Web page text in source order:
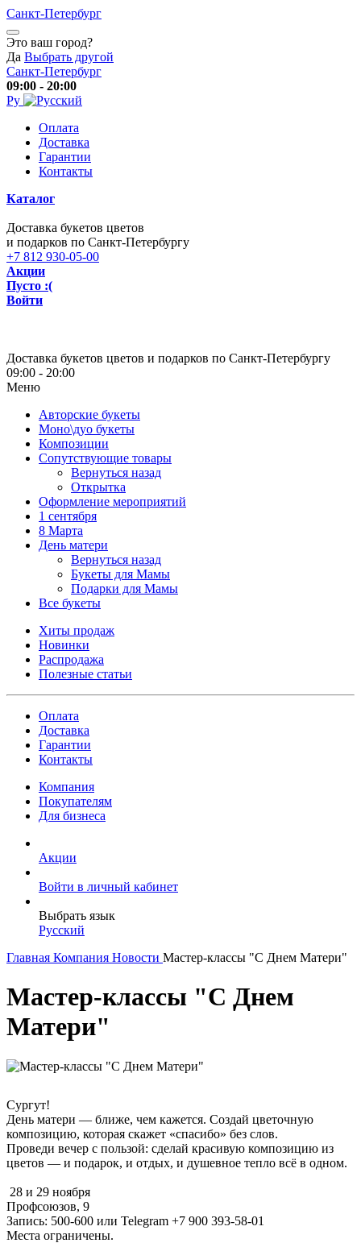
Санкт-Петербург
Это ваш город?
Да Выбрать другой
Санкт-Петербург
09:00 - 20:00
Ру
Оплата
Доставка
Гарантии
Контакты
Каталог
Доставка букетов цветов
и подарков по Санкт-Петербургу
+7 812 930-05-00
Акции
Пусто :(
Войти
Доставка букетов цветов и подарков по Санкт-Петербургу
09:00 - 20:00
Меню
Авторские букеты
Моно\дуо букеты
Композиции
Сопутствующие товары
Вернуться назад
Открытка
Оформление мероприятий
1 сентября
8 Марта
День матери
Вернуться назад
Букеты для Мамы
Подарки для Мамы
Все букеты
Хиты продаж
Новинки
Распродажа
Полезные статьи
Оплата
Доставка
Гарантии
Контакты
Компания
Покупателям
Для бизнеса
Акции
Войти в личный кабинет
Выбрать язык
Русский
Главная Компания Новости Мастер-классы "С Днем Матери"
Мастер-классы "С Днем
Матери"
Сургут!
День матери — ближе, чем кажется. Создай цветочную
композицию, которая скажет «спасибо» без слов.
Проведи вечер с пользой: сделай красивую композицию из
цветов — и подарок, и отдых, и душевное тепло всё в одном.
28 и 29 ноября
Профсоюзов, 9
Запись: 500-600 или Telegram +7 900 393-58-01
Места ограничены.